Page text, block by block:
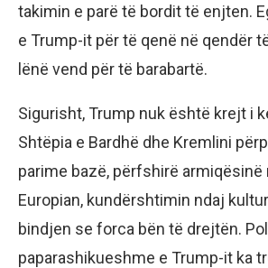
takimin e parë të bordit të enjten.
e Trump-it për të qenë në qendër
lënë vend për të barabartë.
Sigurisht, Trump nuk është krejt i
Shtëpia e Bardhë dhe Kremlini
parime bazë, përfshirë
Europian, kundërshtimin ndaj
bindjen se forca bën të drejtën.
paparashikueshme e Trump-it ka